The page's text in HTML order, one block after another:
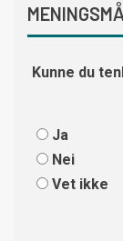
Kunne du
Ja
Nei
Vet ikke